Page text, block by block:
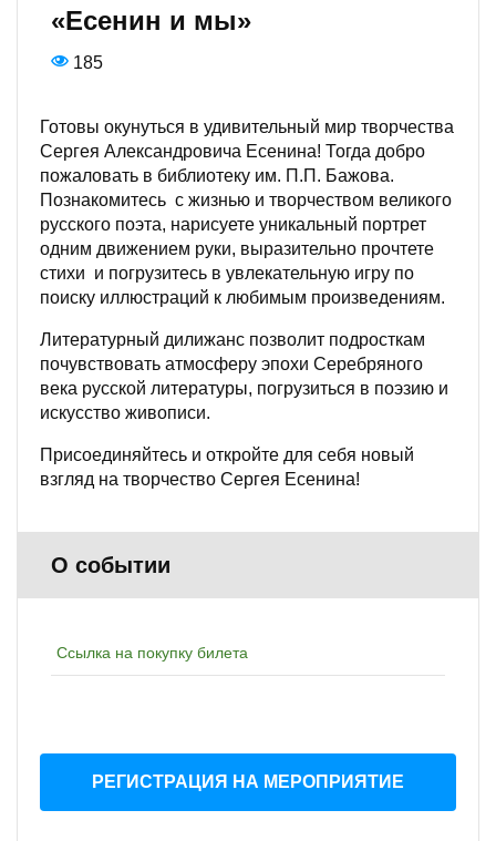
«Есенин и мы»
185
Готовы окунуться в удивительный мир творчества
Сергея Александровича Есенина! Тогда добро
пожаловать в библиотеку им. П.П. Бажова.
Познакомитесь с жизнью и творчеством великого
русского поэта, нарисуете уникальный портрет
одним движением руки, выразительно прочтете
стихи и погрузитесь в увлекательную игру по
поиску иллюстраций к любимым произведениям.
Литературный дилижанс позволит подросткам
почувствовать атмосферу эпохи Серебряного
века русской литературы, погрузиться в поэзию и
искусство живописи.
Присоединяйтесь и откройте для себя новый
взгляд на творчество Сергея Есенина!
О событии
Ссылка на покупку билета
РЕГИСТРАЦИЯ НА МЕРОПРИЯТИЕ